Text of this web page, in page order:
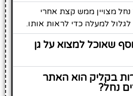
מצויין ממש קצת אחרי
למעלה כדי לראות אותו.
שאוכל למצוא על גן
בקליק הוא האתר
נחל?